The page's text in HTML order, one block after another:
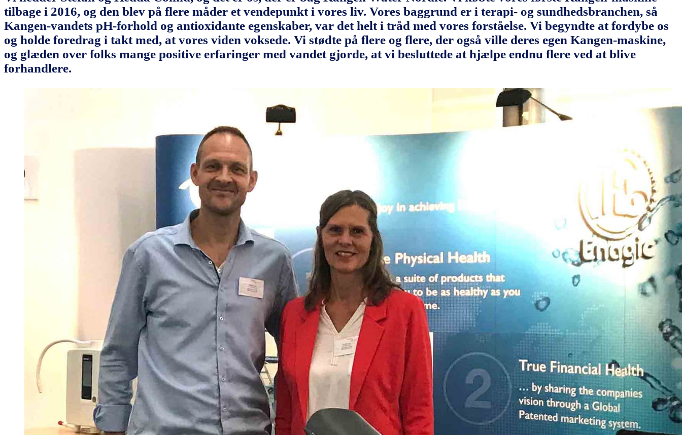
tilbage i 2016, og den blev på flere måder et vendepunkt i vores liv. Vores baggrund er i terapi- og sundhedsbranchen, så
Kangen-vandets pH-forhold og antioxidante egenskaber, var det helt i tråd med vores forståelse. Vi begyndte at fordybe os
og holde foredrag i takt med, at vores viden voksede. Vi stødte på flere og flere, der også ville deres egen Kangen-maskine,
og glæden over folks mange positive erfaringer med vandet gjorde, at vi besluttede at hjælpe endnu flere ved at blive
forhandlere.